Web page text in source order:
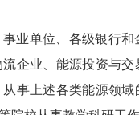
业单位、各级银行
企业、能源投资与
事上述各类能源领